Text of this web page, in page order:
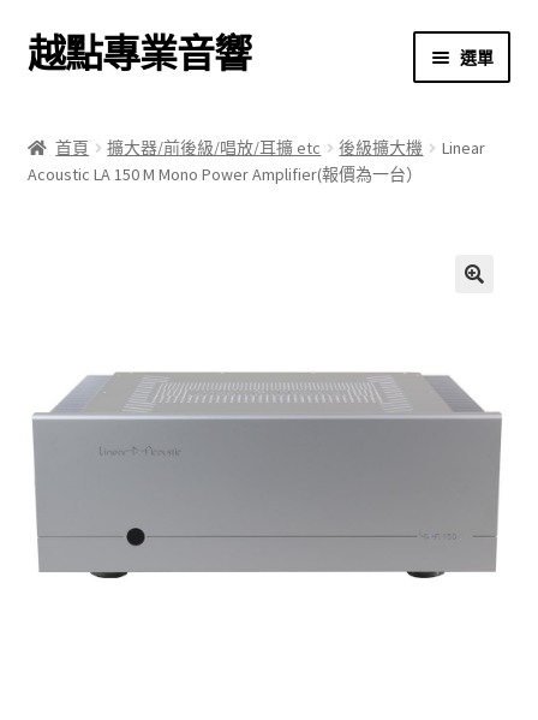
跳
至
覽
列
跳
至
要
內
越點專業音響 選單
商店
購物車
首頁 擴大器/前後級/唱放/耳擴 etc 後級擴大機
Linear
Acoustic LA 150 M Mono Power Amplifier(報價為一台）